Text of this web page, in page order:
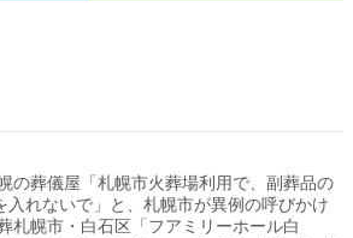
の葬儀屋「札幌市火葬場利用で、副葬品の
入れないで」と、札幌市が異例の呼びかけ
札幌市・白石区「フアミリーホール白